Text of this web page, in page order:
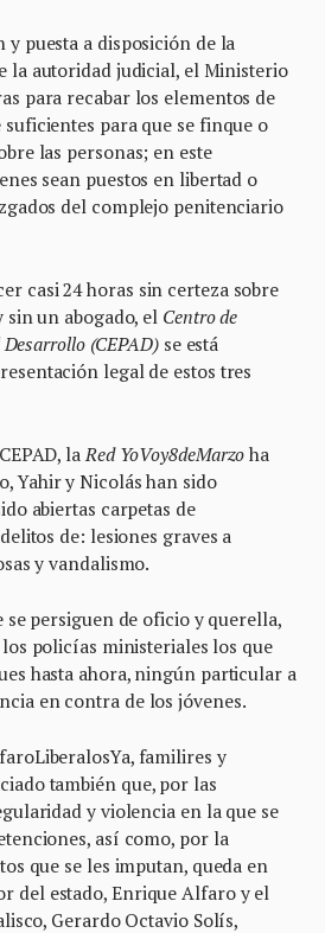
puesta a disposición de la
la autoridad judicial, el Ministerio
para recabar los elementos de
para que se finque o
las personas; en este
sean puestos en libertad o
del complejo penitenciario
casi 24 horas sin certeza sobre
un abogado, el Centro de
(CEPAD)se está
legal de estos tres
la Red YoVoy8deMarzo ha
Yahir y Nicolás han sido
abiertas carpetas de
de: lesiones graves a
y vandalismo.
se persiguen de oficio y querella,
policías ministeriales los que
hasta ahora, ningún particular a
en contra de los jóvenes.
familires y
también que, por las
y violencia en la que se
así como, por la
que se les imputan, queda en
del estado, Enrique Alfaro y el
Gerardo Octavio Solís,